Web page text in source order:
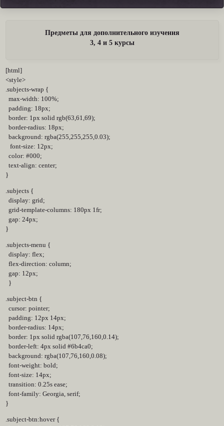
Предметы для дополнительного изучения
3, 4 и 5 курсы
[html]
<style>
.subjects-wrap {
max-width: 100%;
padding: 18px;
border: 1px solid rgb(63,61,69);
border-radius: 18px;
background: rgba(255,255,255,0.03);
font-size: 12px;
color: #000;
text-align: center;
}
.subjects {
display: grid;
grid-template-columns: 180px 1fr;
gap: 24px;
}
.subjects-menu {
display: flex;
flex-direction: column;
gap: 12px;
}
.subject-btn {
cursor: pointer;
padding: 12px 14px;
border-radius: 14px;
border: 1px solid rgba(107,76,160,0.14);
border-left: 4px solid #6b4ca0;
background: rgba(107,76,160,0.08);
font-weight: bold;
font-size: 14px;
transition: 0.25s ease;
font-family: Georgia, serif;
}
.subject-btn:hover {